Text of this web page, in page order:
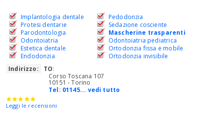
Implantologia dentale
Protesi dentarie
Parodontologia
Odontoiatria
Estetica dentale
Endodonzia
Pedodonzia
Sedazione cosciente
Mascherine trasparenti
Odontoiatria pediatrica
Ortodonzia fissa e mobile
Ortodonzia invisibile
Indirizzo:
TO:
Corso Toscana 107
10151 - Torino
Tel: 01145... vedi tutto
Leggi le recensioni